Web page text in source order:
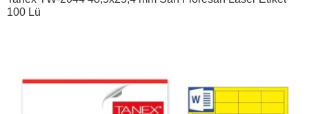
100 Lü